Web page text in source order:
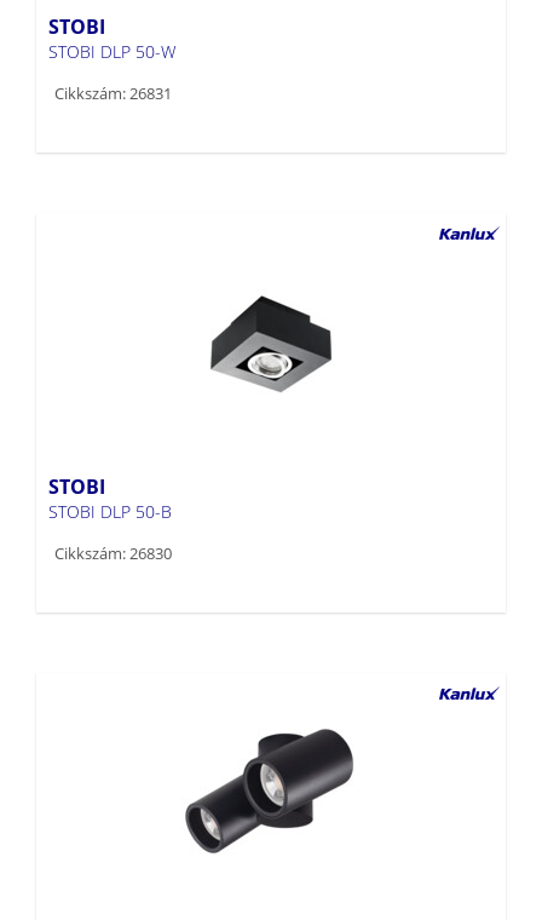
STOBI
STOBI DLP 50-W
Cikkszám: 26831
STOBI
STOBI DLP 50-B
Cikkszám: 26830